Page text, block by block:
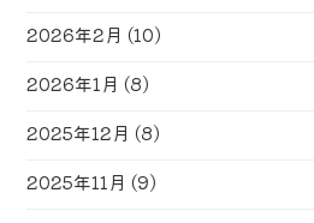
2026年2月 (10)
2026年1月 (8)
2025年12月 (8)
2025年11月 (9)